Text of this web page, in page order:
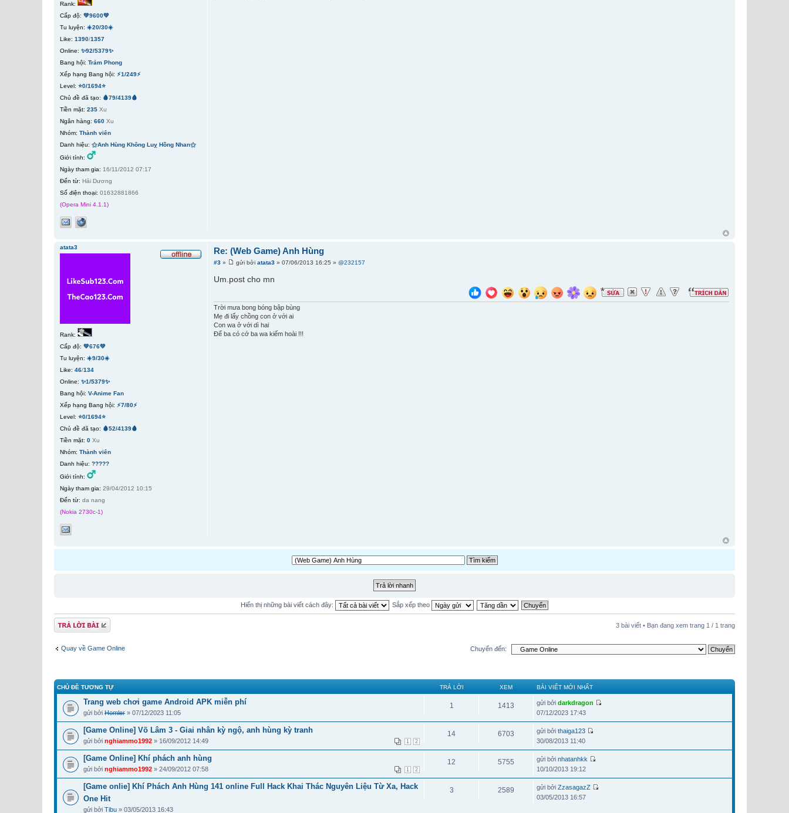
Rank:
Cấp độ: 💚9600💚
Tu luyện: ☀️20/30☀️
Like: 1390/1357
Online: ✨92/5379✨
Bang hội: Trảm Phong
Xếp hạng Bang hội: ⚡1/249⚡
Level: ⭐0/1694⭐
Chủ đề đã tạo: 🩸79/4139🩸
Tiền mặt: 235 Xu
Ngân hàng: 660 Xu
Nhóm: Thành viên
Danh hiệu: ⚝Anh Hùng Không Luỵ Hồng Nhan⚝
Giới tính:
Ngày tham gia: 16/11/2012 07:17
Đến từ: Hải Dương
Số điện thoại: 01632881866
(Opera Mini 4.1.1)
Re: (Web Game) Anh Hùng
#3 » gửi bởiatata3 » 07/06/2013 16:25 »@232157
Um.post cho mn
Trời mưa bong bóng bập bùng
Mẹ đi lấy chồng con ở với ai
Con wa ở với dì hai
Để ba có cớ ba wa kiếm hoài !!!
atata3
Rank:
Cấp độ: 💚676💚
Tu luyện: ☀️9/30☀️
Like: 46/134
Online: ✨1/5379✨
Bang hội: V-Anime Fan
Xếp hạng Bang hội: ⚡7/80⚡
Level: ⭐0/1694⭐
Chủ đề đã tạo: 🩸52/4139🩸
Tiền mặt: 0 Xu
Nhóm: Thành viên
Danh hiệu: ?????
Giới tính:
Ngày tham gia: 29/04/2012 10:15
Đến từ: da nang
(Nokia 2730c-1)
Hiển thị những bài viết cách đây: Sắp xếp theo
Gửi bài trả lời 3 bài viết • Bạn đang xem trang 1 / 1 trang
Quay về Game Online Chuyển đến:
CHỦ ĐỀ TƯƠNG TỰ TRẢ LỜI XEM BÀI VIẾT MỚI NHẤT
Trang web chơi game Android APK miễn phí
gửi bởi Homler » 07/12/2023 11:05
1 1413 gửi bởi darkdragon
07/12/2023 17:43
[Game Online] Võ Lâm 3 - Giai nhân kỳ ngộ, anh hùng kỳ tranh
1 2
gửi bởi nghiammo1992 » 16/09/2012 14:49
14 6703 gửi bởi thaiga123
30/08/2013 11:40
[Game Online] Khí phách anh hùng
1 2
gửi bởi nghiammo1992 » 24/09/2012 07:58
12 5755 gửi bởi nhatanhkk
10/10/2013 19:12
[Game onlie] Khí Phách Anh Hùng 141 online Full Hack Khai Thác Nguyên Liệu Từ Xa, Hack
One Hit
gửi bởi Tibu » 03/05/2013 16:43
3 2589 gửi bởi ZzasagazZ
03/05/2013 16:57